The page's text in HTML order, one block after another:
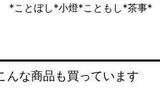
とぼし*小燈*こともし*茶事*
な商品も買っています